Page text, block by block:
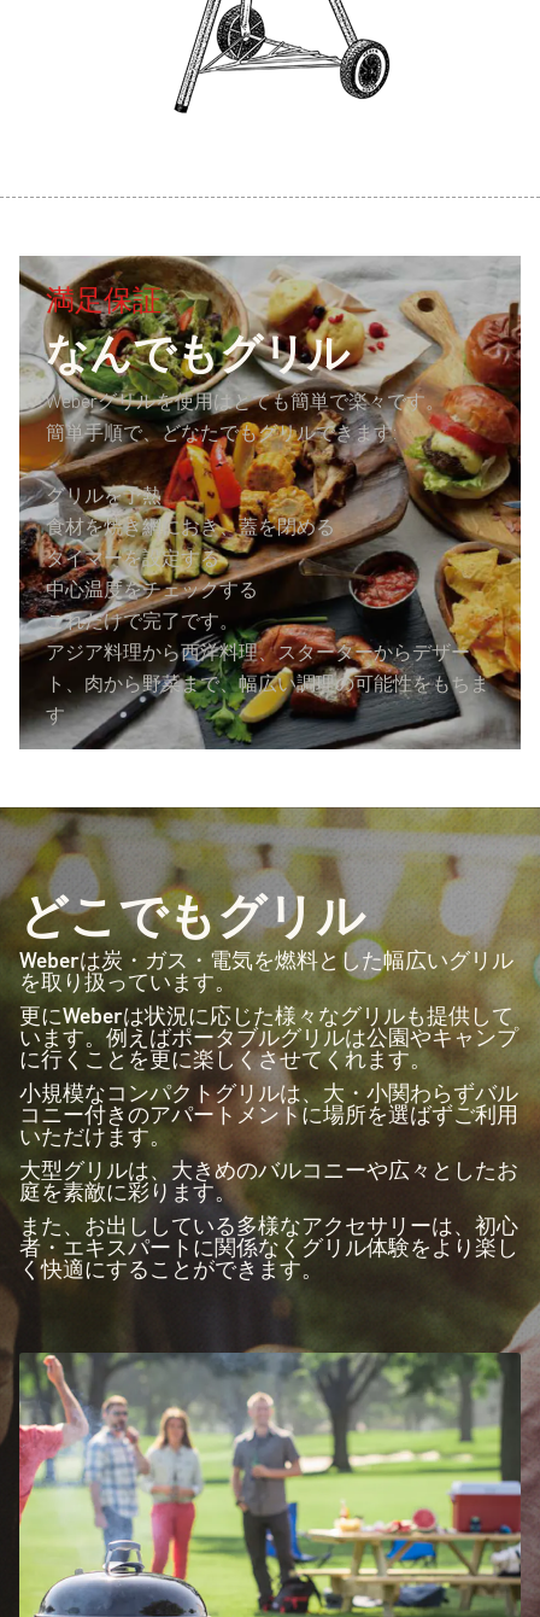
い
る
ア
ウ
ト
ド
ア
調
理
体
験
へ
う
こ
そ
満足保証
なんでもグリル
Weberグリルを使用はとても簡単で楽々です。
簡単手順で、どなたでもグリルできます:
グリルを予熱
食材を焼き網におき、蓋を閉める
タイマーを設定する
中心温度をチェックする
これだけで完了です。
アジア料理から西洋料理、スターターからデザー
ト、肉から野菜まで、幅広い調理の可能性をもちま
す
どこでもグリル
Weberは炭・ガス・電気を燃料とした幅広いグリル
を取り扱っています。
更にWeberは状況に応じた様々なグリルも提供して
います。例えばポータブルグリルは公園やキャンプ
に行くことを更に楽しくさせてくれます。
小規模なコンパクトグリルは、大・小関わらずバル
コニー付きのアパートメントに場所を選ばずご利用
いただけます。
大型グリルは、大きめのバルコニーや広々としたお
庭を素敵に彩ります。
また、お出ししている多様なアクセサリーは、初心
者・エキスパートに関係なくグリル体験をより楽し
く快適にすることができます。